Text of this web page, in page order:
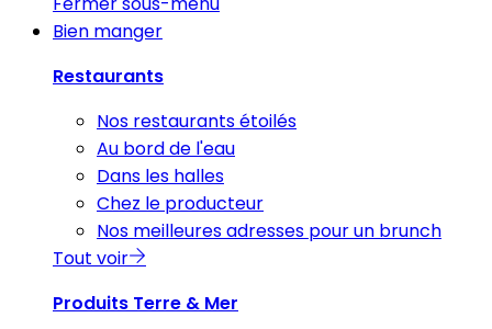
Bien manger
Restaurants
Nos restaurants étoilés
Au bord de l'eau
Dans les halles
Chez le producteur
Nos meilleures adresses pour un brunch
Tout voir
Produits Terre & Mer